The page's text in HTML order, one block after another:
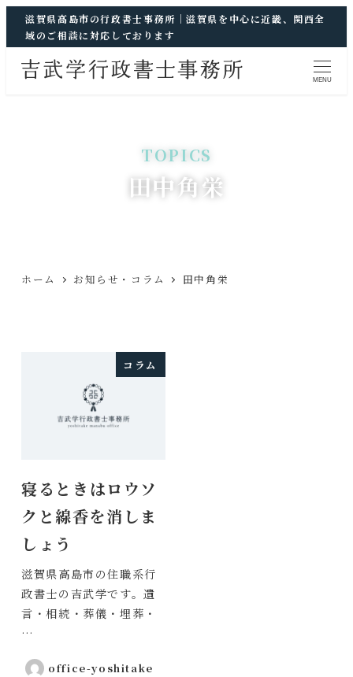
滋賀県高島市の行政書士事務所｜滋賀県を中心に近畿、関西全
域のご相談に対応しております
MENU
田中角栄
ホーム お知らせ・コラム 田中角栄
コラム
寝るときはロウソ
クと線香を消しま
しょう
滋賀県高島市の住職系行
政書士の吉武学です。遺
言・相続・葬儀・埋葬・
…
office-yoshitake